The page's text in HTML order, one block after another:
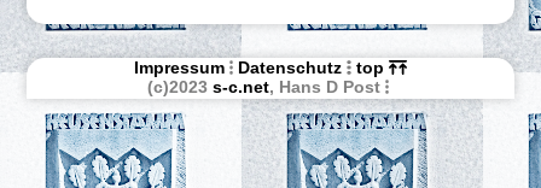
Impressum Datenschutz
top
(c)2023 s-c.net, Hans D Post